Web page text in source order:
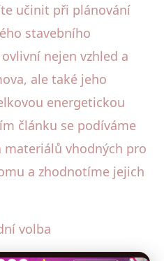
učinit při plánování
stavebního
nejen vzhled a
ale také jeho
energetickou
článku se podíváme
vhodných pro
a zhodnotíme jejich
volba